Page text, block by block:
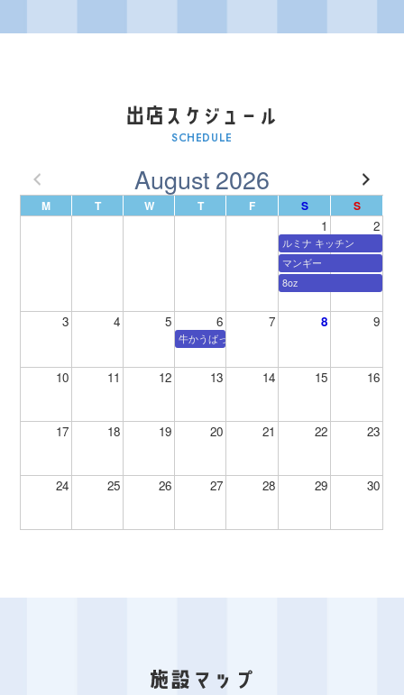
SCHEDULE
August 2026
M T W T F S S
1 2
ルミナ キッチン
マンギー
8oz
3 4 5 6 7 8 9
牛かうばっか
10 11 12 13 14 15 16
17 18 19 20 21 22 23
24 25 26 27 28 29 30